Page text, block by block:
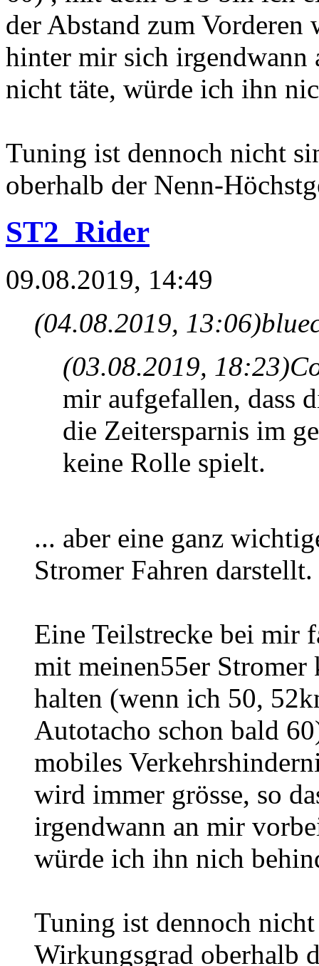
der Abstand zum Vorderen
hinter mir sich irgendwann
nicht täte, würde ich ihn
Tuning ist dennoch nicht
oberhalb der Nenn-
ST2_Rider
09.08.2019, 14:49
(04.08.2019, 13:06)
(03.08.2019, 18:23)
mir aufgefallen, dass
die Zeitersparnis im
keine Rolle spielt.
... aber eine ganz
Stromer Fahren darstellt.
Eine Teilstrecke bei mir
mit meinen55er Stromer
halten (wenn ich 50, 52
Autotacho schon bald
mobiles
wird immer grösse, so
irgendwann an mir
würde ich ihn nich
Tuning ist dennoch
Wirkungsgrad oberhalb